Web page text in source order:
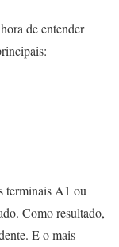
de entender
terminais A1 ou
Como resultado,
E o mais